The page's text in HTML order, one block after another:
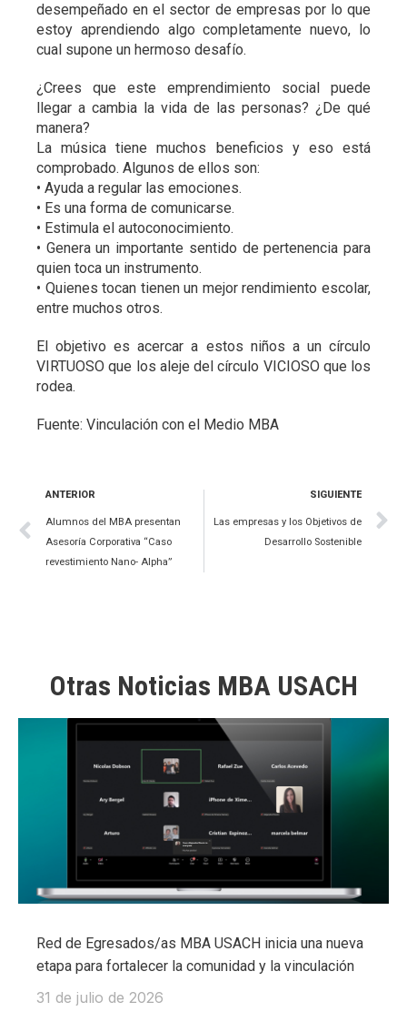
desempeñado en el sector de empresas por lo que
estoy aprendiendo algo completamente nuevo, lo
cual supone un hermoso desafío.
¿Crees que este emprendimiento social puede
llegar a cambia la vida de las personas? ¿De qué
manera?
La música tiene muchos beneficios y eso está
comprobado. Algunos de ellos son:
• Ayuda a regular las emociones.
• Es una forma de comunicarse.
• Estimula el autoconocimiento.
• Genera un importante sentido de pertenencia para
quien toca un instrumento.
• Quienes tocan tienen un mejor rendimiento escolar,
entre muchos otros.
El objetivo es acercar a estos niños a un círculo
VIRTUOSO que los aleje del círculo VICIOSO que los
rodea.
Fuente: Vinculación con el Medio MBA
ANTERIOR
Alumnos del MBA presentan
Asesoría Corporativa “Caso
revestimiento Nano- Alpha”
SIGUIENTE
Las empresas y los Objetivos de
Desarrollo Sostenible
Otras Noticias MBA USACH
Red de Egresados/as MBA USACH inicia una nueva
etapa para fortalecer la comunidad y la vinculación
31 de julio de 2026